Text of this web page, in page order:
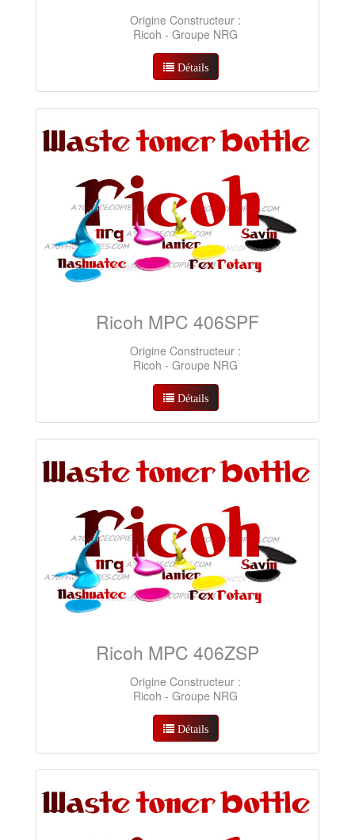
Origine Constructeur :
Ricoh - Groupe NRG
Détails
Ricoh MPC 406SPF
Origine Constructeur :
Ricoh - Groupe NRG
Détails
Ricoh MPC 406ZSP
Origine Constructeur :
Ricoh - Groupe NRG
Détails